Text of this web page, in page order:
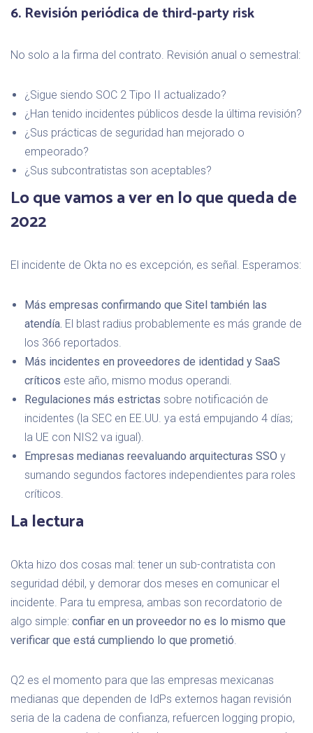
6. Revisión periódica de third-party risk
No solo a la firma del contrato. Revisión anual o semestral:
¿Sigue siendo SOC 2 Tipo II actualizado?
¿Han tenido incidentes públicos desde la última revisión?
¿Sus prácticas de seguridad han mejorado o
empeorado?
¿Sus subcontratistas son aceptables?
Lo que vamos a ver en lo que queda de
2022
El incidente de Okta no es excepción, es señal. Esperamos:
Más empresas confirmando que Sitel también las
atendía. El blast radius probablemente es más grande de
los 366 reportados.
Más incidentes en proveedores de identidad y SaaS
críticos este año, mismo modus operandi.
Regulaciones más estrictas sobre notificación de
incidentes (la SEC en EE.UU. ya está empujando 4 días;
la UE con NIS2 va igual).
Empresas medianas reevaluando arquitecturas SSO y
sumando segundos factores independientes para roles
críticos.
La lectura
Okta hizo dos cosas mal: tener un sub-contratista con
seguridad débil, y demorar dos meses en comunicar el
incidente. Para tu empresa, ambas son recordatorio de
algo simple: confiar en un proveedor no es lo mismo que
verificar que está cumpliendo lo que prometió
Q2 es el momento para que las empresas mexicanas
medianas que dependen de IdPs externos hagan revisión
seria de la cadena de confianza, refuercen logging propio,